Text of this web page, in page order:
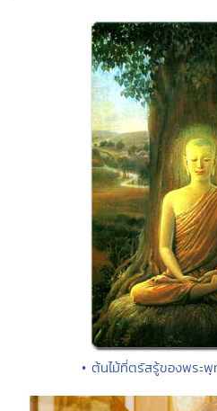
• ต้นไม้ที่ตรัสรู้ของพระ